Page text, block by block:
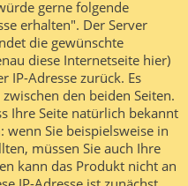
gerne folgende
erhalten". Der Server
die gewünschte
diese Internetseite hier)
IP-Adresse zurück. Es
den beiden Seiten.
Ihre Seite natürlich bekannt
wenn Sie beispielsweise in
müssen Sie auch Ihre
kann das Produkt nicht an